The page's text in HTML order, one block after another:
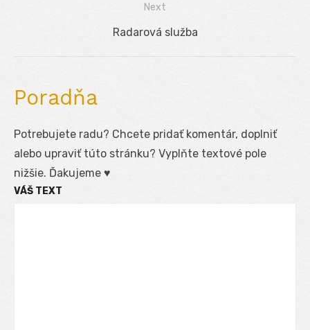
Next
Next
Radarová služba
Poradňa
Potrebujete radu? Chcete pridať komentár, doplniť
alebo upraviť túto stránku? Vyplňte textové pole
nižšie. Ďakujeme ♥
VÁŠ TEXT